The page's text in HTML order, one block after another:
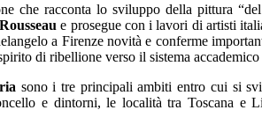
che racconta lo sviluppo della pittura
e prosegue con i lavori di artisti
a Firenze novità e conferme
di ribellione verso il sistema
sono i tre principali ambiti entro cui si
e dintorni, le località tra Toscana e